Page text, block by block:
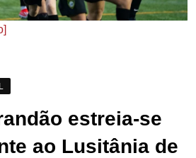
estreia-se
ao Lusitânia de